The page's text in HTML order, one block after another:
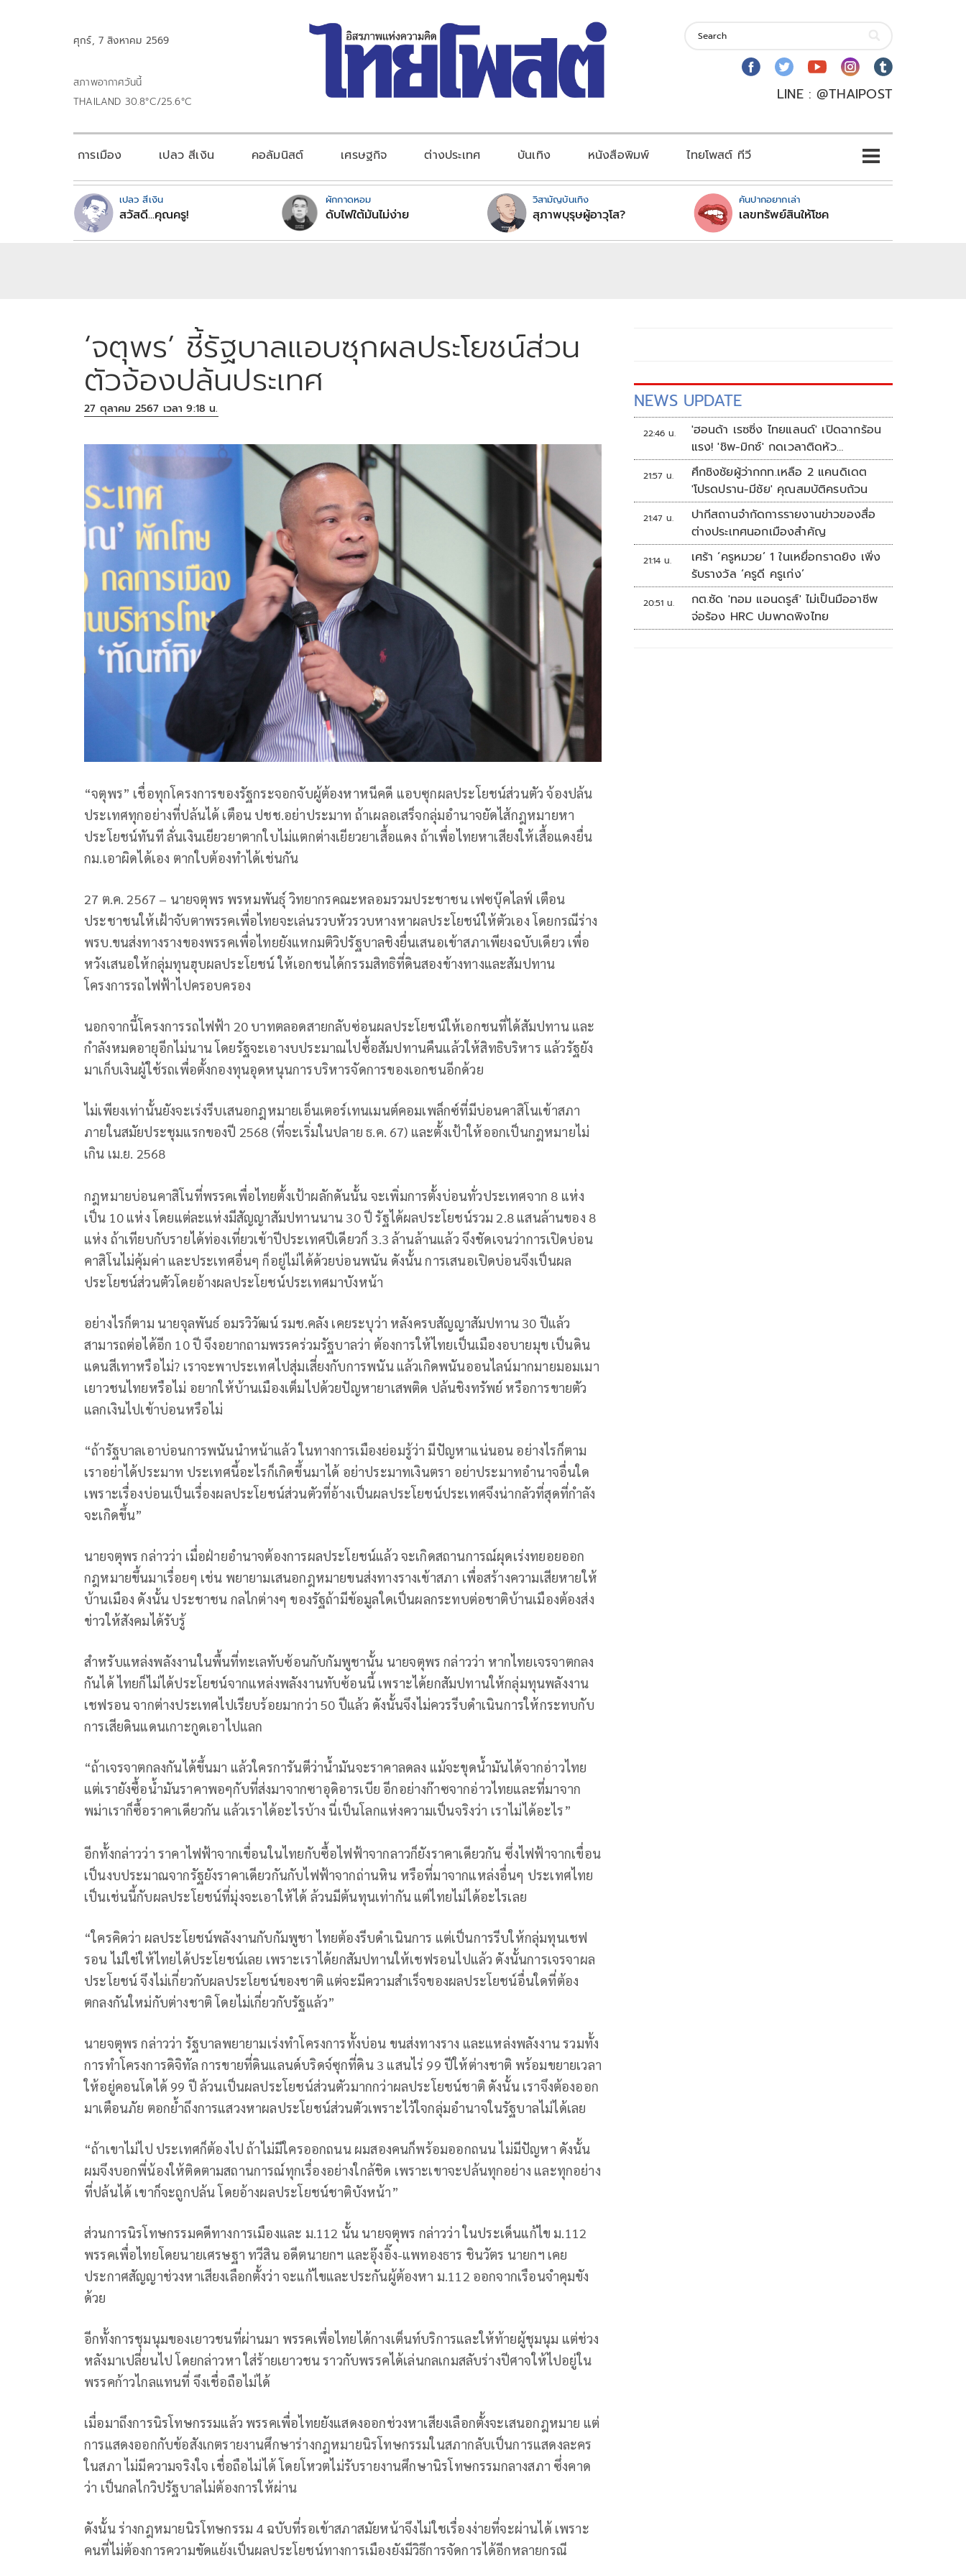
ศุกร์, 7 สิงหาคม 2569
สภาพอากาศวันนี้
THAILAND 30.8°C/25.6°C
LINE : @THAIPOST
การเมือง เปลว สีเงิน คอลัมนิสต์ เศรษฐกิจ ต่างประเทศ บันเทิง หนังสือพิมพ์ ไทยโพสต์ ทีวี
เปลว สีเงิน
สวัสดี...คุณครู!
ผักกาดหอม
ดับไฟใต้มันไม่ง่าย
วิสามัญบันเทิง
สุภาพบุรุษผู้อาวุโส?
คันปากอยากเล่า
เลขทรัพย์สินให้โชค
‘จตุพร’ ชี้รัฐบาลแอบซุกผลประโยชน์ส่วน
ตัวจ้องปล้นประเทศ
27 ตุลาคม 2567 เวลา 9:18 น.
“จตุพร” เชื่อทุกโครงการของรัฐกระจอกจับผู้ต้องหาหนีคดี แอบซุกผลประโยชน์ส่วนตัว จ้องปล้น
ประเทศทุกอย่างที่ปล้นได้ เตือน ปชช.อย่าประมาท ถ้าเผลอเสร็จกลุ่มอำนาจยัดไส้กฎหมายหา
ประโยชน์ทันที ลั่นเงินเยียวยาตากใบไม่แตกต่างเยียวยาเสื้อแดง ถ้าเพื่อไทยหาเสียงให้เสื้อแดงยื่น
กม.เอาผิดได้เอง ตากใบต้องทำได้เช่นกัน
27 ต.ค. 2567 – นายจตุพร พรหมพันธุ์ วิทยากรคณะหลอมรวมประชาชน เฟซบุ๊คไลฟ์ เตือน
ประชาชนให้เฝ้าจับตาพรรคเพื่อไทยจะเล่นรวบหัวรวบหางหาผลประโยชน์ให้ตัวเอง โดยกรณีร่าง
พรบ.ขนส่งทางรางของพรรคเพื่อไทยยังแหกมติวิปรัฐบาลชิงยื่นเสนอเข้าสภาเพียงฉบับเดียว เพื่อ
หวังเสนอให้กลุ่มทุนฮุบผลประโยชน์ ให้เอกชนได้กรรมสิทธิที่ดินสองข้างทางและสัมปทาน
โครงการรถไฟฟ้าไปครอบครอง
นอกจากนี้โครงการรถไฟฟ้า 20 บาทตลอดสายกลับซ่อนผลประโยชน์ให้เอกชนที่ได้สัมปทาน และ
กำลังหมดอายุอีกไม่นาน โดยรัฐจะเอางบประมาณไปซื้อสัมปทานคืนแล้วให้สิทธิบริหาร แล้วรัฐยัง
มาเก็บเงินผู้ใช้รถเพื่อตั้งกองทุนอุดหนุนการบริหารจัดการของเอกชนอีกด้วย
ไม่เพียงเท่านั้นยังจะเร่งรีบเสนอกฎหมายเอ็นเตอร์เทนเมนต์คอมเพล็กซ์ที่มีบ่อนคาสิโนเข้าสภา
ภายในสมัยประชุมแรกของปี 2568 (ที่จะเริ่มในปลาย ธ.ค. 67) และตั้งเป้าให้ออกเป็นกฎหมายไม่
เกิน เม.ย. 2568
กฎหมายบ่อนคาสิโนที่พรรคเพื่อไทยตั้งเป้าผลักดันนั้น จะเพิ่มการตั้งบ่อนทั่วประเทศจาก 8 แห่ง
เป็น 10 แห่ง โดยแต่ละแห่งมีสัญญาสัมปทานนาน 30 ปี รัฐได้ผลประโยชน์รวม 2.8 แสนล้านของ 8
แห่ง ถ้าเทียบกับรายได้ท่องเที่ยวเข้าปีประเทศปีเดียวก็ 3.3 ล้านล้านแล้ว จึงชัดเจนว่าการเปิดบ่อน
คาสิโนไม่คุ้มค่า และประเทศอื่นๆ ก็อยู่ไม่ได้ด้วยบ่อนพนัน ดังนั้น การเสนอเปิดบ่อนจึงเป็นผล
ประโยชน์ส่วนตัวโดยอ้างผลประโยชน์ประเทศมาบังหน้า
อย่างไรก็ตาม นายจุลพันธ์ อมรวิวัฒน์ รมช.คลัง เคยระบุว่า หลังครบสัญญาสัมปทาน 30 ปีแล้ว
สามารถต่อได้อีก 10 ปี จึงอยากถามพรรคร่วมรัฐบาลว่า ต้องการให้ไทยเป็นเมืองอบายมุข เป็นดิน
แดนสีเทาหรือไม่? เราจะพาประเทศไปสุ่มเสี่ยงกับการพนัน แล้วเกิดพนันออนไลน์มากมายมอมเมา
เยาวชนไทยหรือไม่ อยากให้บ้านเมืองเต็มไปด้วยปัญหายาเสพติด ปล้นชิงทรัพย์ หรือการขายตัว
แลกเงินไปเข้าบ่อนหรือไม่
“ถ้ารัฐบาลเอาบ่อนการพนันนำหน้าแล้ว ในทางการเมืองย่อมรู้ว่า มีปัญหาแน่นอน อย่างไรก็ตาม
เราอย่าได้ประมาท ประเทศนี้อะไรก็เกิดขึ้นมาได้ อย่าประมาทเงินตรา อย่าประมาทอำนาจอื่นใด
เพราะเรื่องบ่อนเป็นเรื่องผลประโยชน์ส่วนตัวที่อ้างเป็นผลประโยชน์ประเทศจึงน่ากลัวที่สุดที่กำลัง
จะเกิดขึ้น”
นายจตุพร กล่าวว่า เมื่อฝ่ายอำนาจต้องการผลประโยชน์แล้ว จะเกิดสถานการณ์ผุดเร่งทยอยออก
กฎหมายขึ้นมาเรื่อยๆ เช่น พยายามเสนอกฎหมายขนส่งทางรางเข้าสภา เพื่อสร้างความเสียหายให้
บ้านเมือง ดังนั้น ประชาชน กลไกต่างๆ ของรัฐถ้ามีข้อมูลใดเป็นผลกระทบต่อชาติบ้านเมืองต้องส่ง
ข่าวให้สังคมได้รับรู้
สำหรับแหล่งพลังงานในพื้นที่ทะเลทับซ้อนกับกัมพูชานั้น นายจตุพร กล่าวว่า หากไทยเจรจาตกลง
กันได้ ไทยก็ไม่ได้ประโยชน์จากแหล่งพลังงานทับซ้อนนี้ เพราะได้ยกสัมปทานให้กลุ่มทุนพลังงาน
เชฟรอน จากต่างประเทศไปเรียบร้อยมากว่า 50 ปีแล้ว ดังนั้นจึงไม่ควรรีบดำเนินการให้กระทบกับ
การเสียดินแดนเกาะกูดเอาไปแลก
“ถ้าเจรจาตกลงกันได้ขึ้นมา แล้วใครการันตีว่าน้ำมันจะราคาลดลง แม้จะขุดน้ำมันได้จากอ่าวไทย
แต่เรายังซื้อน้ำมันราคาพอๆกับที่ส่งมาจากซาอุดิอารเบีย อีกอย่างก๊าซจากอ่าวไทยและที่มาจาก
พม่าเราก็ซื้อราคาเดียวกัน แล้วเราได้อะไรบ้าง นี่เป็นโลกแห่งความเป็นจริงว่า เราไม่ได้อะไร”
อีกทั้งกล่าวว่า ราคาไฟฟ้าจากเขื่อนในไทยกับซื้อไฟฟ้าจากลาวก็ยังราคาเดียวกัน ซึ่งไฟฟ้าจากเขื่อน
เป็นงบประมาณจากรัฐยังราคาเดียวกันกับไฟฟ้าจากถ่านหิน หรือที่มาจากแหล่งอื่นๆ ประเทศไทย
เป็นเช่นนี้กับผลประโยชน์ที่มุ่งจะเอาให้ได้ ล้วนมีต้นทุนเท่ากัน แต่ไทยไม่ได้อะไรเลย
“ใครคิดว่า ผลประโยชน์พลังงานกับกัมพูชา ไทยต้องรีบดำเนินการ แต่เป็นการรีบให้กลุ่มทุนเชฟ
รอน ไม่ใช่ให้ไทยได้ประโยชน์เลย เพราะเราได้ยกสัมปทานให้เชฟรอนไปแล้ว ดังนั้นการเจรจาผล
ประโยชน์ จึงไม่เกี่ยวกับผลประโยชน์ของชาติ แต่จะมีความสำเร็จของผลประโยชน์อื่นใดที่ต้อง
ตกลงกันใหม่กับต่างชาติ โดยไม่เกี่ยวกับรัฐแล้ว”
นายจตุพร กล่าวว่า รัฐบาลพยายามเร่งทำโครงการทั้งบ่อน ขนส่งทางราง และแหล่งพลังงาน รวมทั้ง
การทำโครงการดิจิทัล การขายที่ดินแลนด์บริดจ์ซุกที่ดิน 3 แสนไร่ 99 ปีให้ต่างชาติ พร้อมขยายเวลา
ให้อยู่คอนโดได้ 99 ปี ล้วนเป็นผลประโยชน์ส่วนตัวมากกว่าผลประโยชน์ชาติ ดังนั้น เราจึงต้องออก
มาเตือนภัย ตอกย้ำถึงการแสวงหาผลประโยชน์ส่วนตัวเพราะไว้ใจกลุ่มอำนาจในรัฐบาลไม่ได้เลย
“ถ้าเขาไม่ไป ประเทศก็ต้องไป ถ้าไม่มีใครออกถนน ผมสองคนก็พร้อมออกถนน ไม่มีปัญหา ดังนั้น
ผมจึงบอกพี่น้องให้ติดตามสถานการณ์ทุกเรื่องอย่างใกล้ชิด เพราะเขาจะปล้นทุกอย่าง และทุกอย่าง
ที่ปล้นได้ เขาก็จะถูกปล้น โดยอ้างผลประโยชน์ชาติบังหน้า”
ส่วนการนิรโทษกรรมคดีทางการเมืองและ ม.112 นั้น นายจตุพร กล่าวว่า ในประเด็นแก้ไข ม.112
พรรคเพื่อไทยโดยนายเศรษฐา ทวีสิน อดีตนายกฯ และอุ๊งอิ๊ง-แพทองธาร ชินวัตร นายกฯ เคย
ประกาศสัญญาช่วงหาเสียงเลือกตั้งว่า จะแก้ไขและประกันผู้ต้องหา ม.112 ออกจากเรือนจำคุมขัง
ด้วย
อีกทั้งการชุมนุมของเยาวชนที่ผ่านมา พรรคเพื่อไทยได้กางเต็นท์บริการและให้ท้ายผู้ชุมนุม แต่ช่วง
หลังมาเปลี่ยนไป โดยกล่าวหา ใส่ร้ายเยาวชน ราวกับพรรคได้เล่นกลเกมสลับร่างปีศาจให้ไปอยู่ใน
พรรคก้าวไกลแทนที่ จึงเชื่อถือไม่ได้
เมื่อมาถึงการนิรโทษกรรมแล้ว พรรคเพื่อไทยยังแสดงออกช่วงหาเสียงเลือกตั้งจะเสนอกฎหมาย แต่
การแสดงออกกับข้อสังเกตรายงานศึกษาร่างกฎหมายนิรโทษกรรมในสภากลับเป็นการแสดงละคร
ในสภา ไม่มีความจริงใจ เชื่อถือไม่ได้ โดยโหวตไม่รับรายงานศึกษานิรโทษกรรมกลางสภา ซึ่งคาด
ว่า เป็นกลไกวิปรัฐบาลไม่ต้องการให้ผ่าน
ดังนั้น ร่างกฎหมายนิรโทษกรรม 4 ฉบับที่รอเข้าสภาสมัยหน้าจึงไม่ใชเรื่องง่ายที่จะผ่านได้ เพราะ
คนที่ไม่ต้องการความขัดแย้งเป็นผลประโยชน์ทางการเมืองยังมีวิธีการจัดการได้อีกหลายกรณี
NEWS UPDATE
22:46 น.
'ฮอนด้า เรซซิ่ง ไทยแลนด์' เปิดฉากร้อน
แรง! 'ชิพ-มิกซ์' กดเวลาติดหัว
แถว ARRC สนาม 4 ที่มัลดาลิกา
21:57 น.
ศึกชิงชัยผู้ว่ากกท.เหลือ 2 แคนดิเดต
'โปรดปราน-มีชัย' คุณสมบัติครบถ้วน
21:47 น.
ปากีสถานจำกัดการรายงานข่าวของสื่อ
ต่างประเทศนอกเมืองสำคัญ
21:14 น.
เศร้า ‘ครูหมวย’ 1 ในเหยื่อกราดยิง เพิ่ง
รับรางวัล ‘ครูดี ครูเก่ง’
20:51 น.
กต.ซัด 'ทอม แอนดรูส์' ไม่เป็นมืออาชีพ
จ่อร้อง HRC ปมพาดพิงไทย